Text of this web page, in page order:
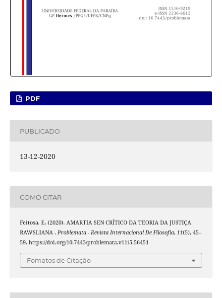
PDF
PUBLICADO
13-12-2020
COMO CITAR
Feitosa, E. (2020). AMARTIA SEN CRÍTICO DA TEORIA DA JUSTIÇA
RAWSLIANA . Problemata - Revista Internacional De Filosofia, 11(5), 45–
59. https://doi.org/10.7443/problemata.v11i5.56451
Fomatos de Citação